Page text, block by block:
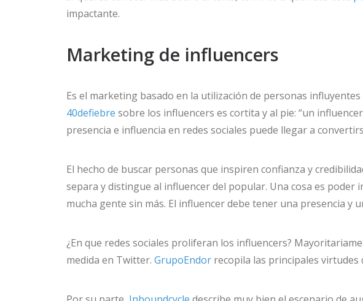
impactante.
Marketing de influencers
Es el marketing basado en la utilización de personas
40defiebre sobre los influencers es cortita y al pie: “un
presencia e influencia en redes sociales puede llegar a
El hecho de buscar personas que inspiren confianza y
separa y distingue al influencer del popular. Una cosa es
mucha gente sin más. El influencer debe tener una presencia
¿En que redes sociales proliferan los influencers?
medida en Twitter. GrupoEndor recopila las principales virtudes